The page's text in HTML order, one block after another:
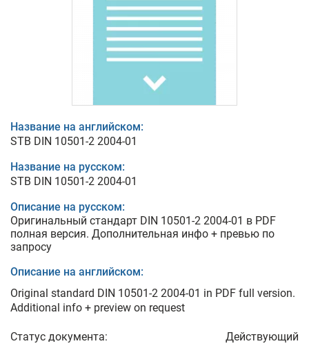
Название на английском:
STB DIN 10501-2 2004-01
Название на русском:
STB DIN 10501-2 2004-01
Описание на русском:
Оригинальный стандарт DIN 10501-2 2004-01 в PDF
полная версия. Дополнительная инфо + превью по
запросу
Описание на английском:
Original standard DIN 10501-2 2004-01 in PDF full version.
Additional info + preview on request
Статус документа: Действующий